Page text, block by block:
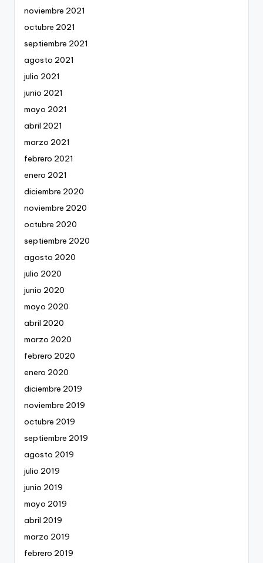
noviembre 2021
octubre 2021
septiembre 2021
agosto 2021
julio 2021
junio 2021
mayo 2021
abril 2021
marzo 2021
febrero 2021
enero 2021
diciembre 2020
noviembre 2020
octubre 2020
septiembre 2020
agosto 2020
julio 2020
junio 2020
mayo 2020
abril 2020
marzo 2020
febrero 2020
enero 2020
diciembre 2019
noviembre 2019
octubre 2019
septiembre 2019
agosto 2019
julio 2019
junio 2019
mayo 2019
abril 2019
marzo 2019
febrero 2019